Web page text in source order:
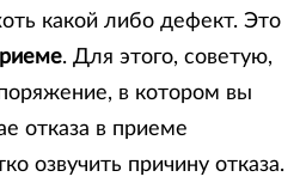
какой либо дефект. Это
. Для этого, советую,
в котором вы
отказа в приеме
озвучить причину отказа.